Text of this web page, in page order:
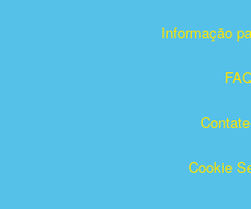
Informação
Cookie